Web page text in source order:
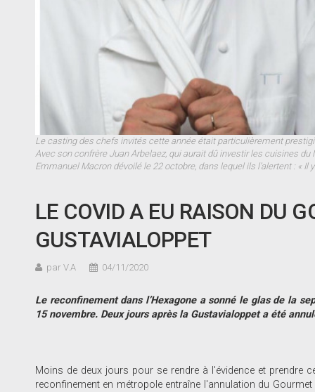
Le casting des chefs invités cette année était particulièrement
Avec son confrère Juan Arbelaez, qui aurait dû investir les cuisines
Emmanuel Macron dévoilé le 22 octobre, dans lequel ils l’alertent : « Il
LE COVID A EU RAISON DU
GUSTAVIALOPPET
par V.A 04/11/2020
Le reconfinement dans l’Hexagone a sonné le glas de la
15 novembre. Deux jours après la Gustavialoppet a été
Moins de deux jours pour se rendre à l'évidence et prendre
reconfinement en métropole entraîne l'annulation du